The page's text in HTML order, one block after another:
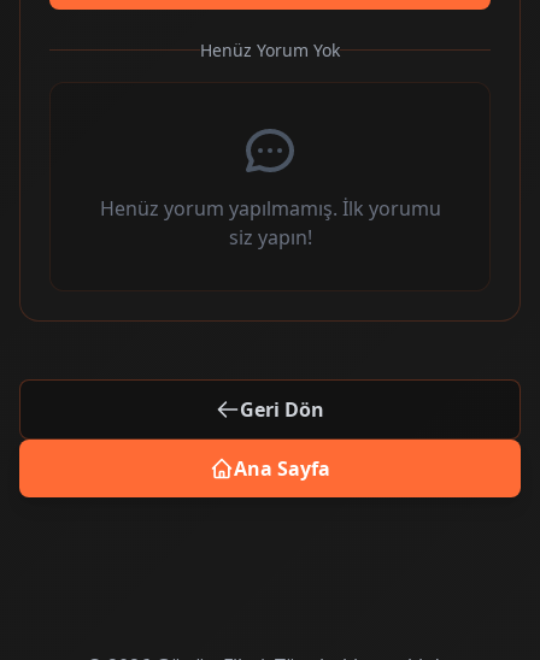
Henüz Yorum Yok
Henüz yorum yapılmamış. İlk yorumu
siz yapın!
Geri Dön
Ana Sayfa